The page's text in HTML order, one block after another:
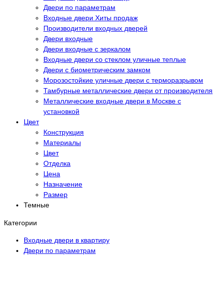
Двери по параметрам
Входные двери Хиты продаж
Производители входных дверей
Двери входные
Двери входные с зеркалом
Входные двери со стеклом уличные теплые
Двери с биометрическим замком
Морозостойкие уличные двери с терморазрывом
Тамбурные металлические двери от производителя
Металлические входные двери в Москве с
установкой
Цвет
Конструкция
Материалы
Цвет
Отделка
Цена
Назначение
Размер
Темные
Категории
Входные двери в квартиру
Двери по параметрам